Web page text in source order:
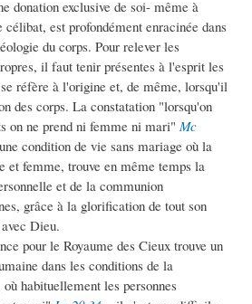
donation exclusive de soi- même à
est profondément enracinée dans
du corps. Pour relever les
il faut tenir présentes à l'esprit les
réfère à l'origine et, de même, lorsqu'il
des corps. La constatation "lorsqu'on
on ne prend ni femme ni mari" Mc
condition de vie sans mariage où la
et femme, trouve en même temps la
et de la communion
grâce à la glorification de tout son
Dieu.
pour le Royaume des Cieux trouve un
dans les conditions de la
habituellement les personnes